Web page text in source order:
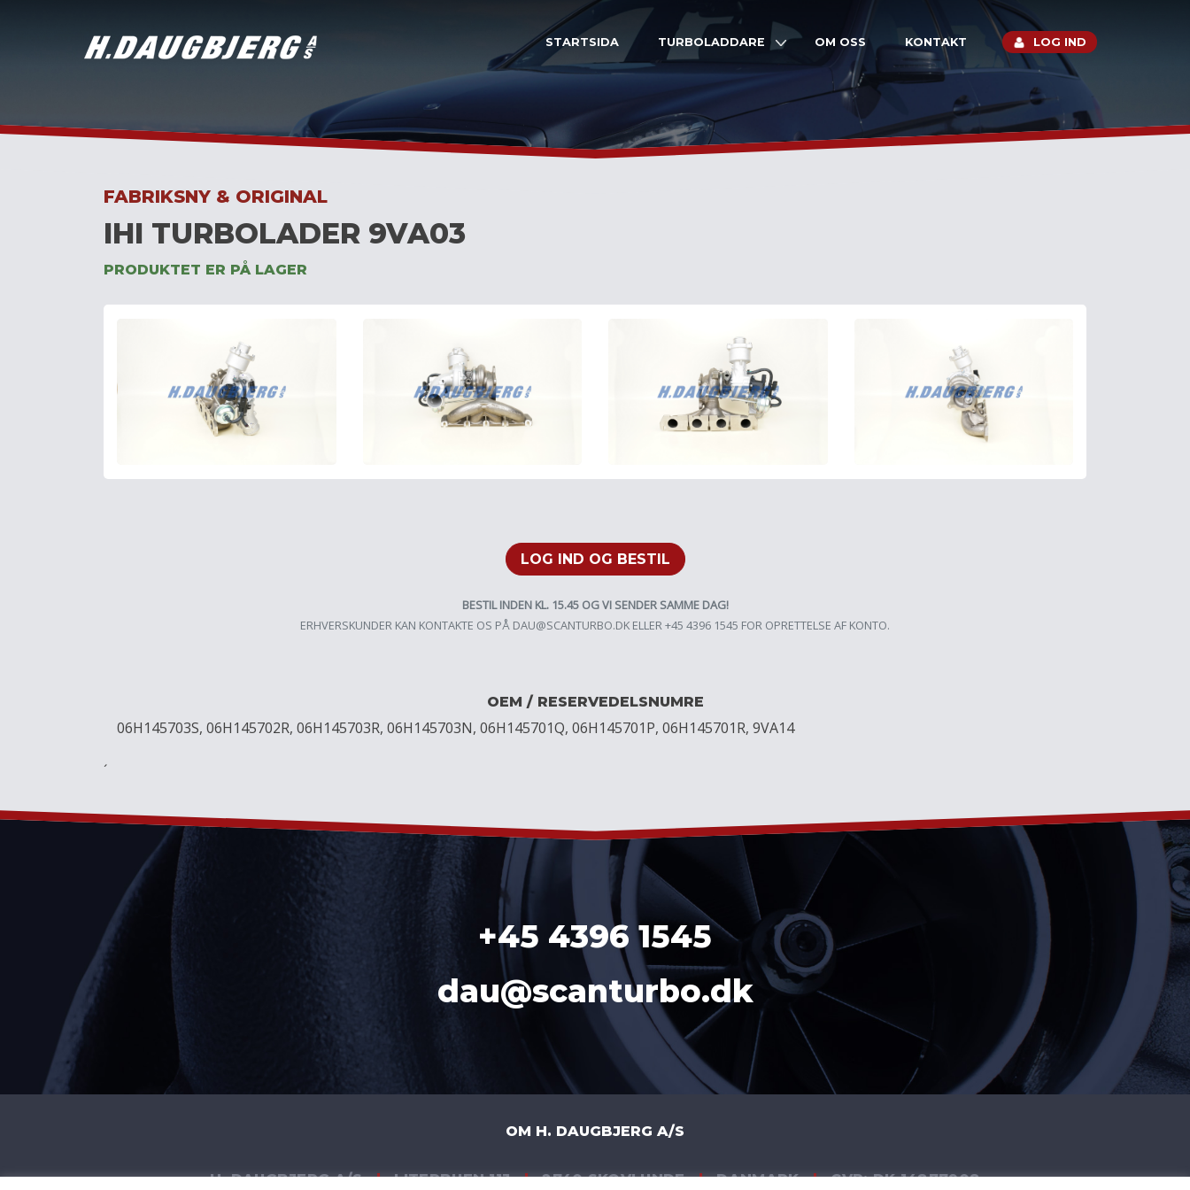
STARTSIDA TURBOLADDARE OM OSS KONTAKT LOG IND
FABRIKSNY & ORIGINAL
IHI TURBOLADER 9VA03
PRODUKTET ER PÅ LAGER
LOG IND OG BESTIL
BESTIL INDEN KL. 15.45 OG VI SENDER SAMME DAG!
ERHVERSKUNDER KAN KONTAKTE OS PÅ DAU@SCANTURBO.DK ELLER +45 4396 1545 FOR OPRETTELSE AF KONTO.
OEM / RESERVEDELSNUMRE
06H145703S, 06H145702R, 06H145703R, 06H145703N, 06H145701Q, 06H145701P, 06H145701R, 9VA14
´
+45 4396 1545
dau@scanturbo.dk
OM H. DAUGBJERG A/S
H. DAUGBJERG A/S | LITERBUEN 11J | 2740 SKOVLUNDE | DANMARK | CVR: DK 14877908